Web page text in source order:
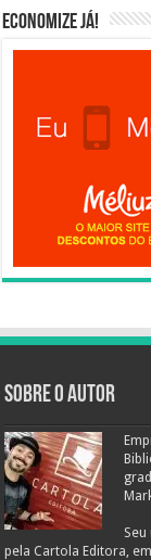
Economize já!
Sobre o autor
pela Cartola Editora,